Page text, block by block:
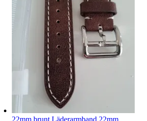
22mm brunt Läderarmband 22mm